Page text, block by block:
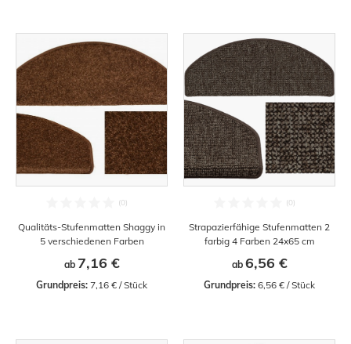
Qualitäts-Stufenmatten Shaggy in
5 verschiedenen Farben
ab 7,16 €
Grundpreis: 7,16 € / Stück
Strapazierfähige Stufenmatten 2
farbig 4 Farben 24x65 cm
ab 6,56 €
Grundpreis: 6,56 € / Stück